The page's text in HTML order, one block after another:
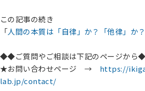
この記事の続き
「人間の本質は「自律」か？「他律」か？
◆◆ご質問やご相談は下記のページか
★お問い合わせページ → https://
lab.jp/contact/